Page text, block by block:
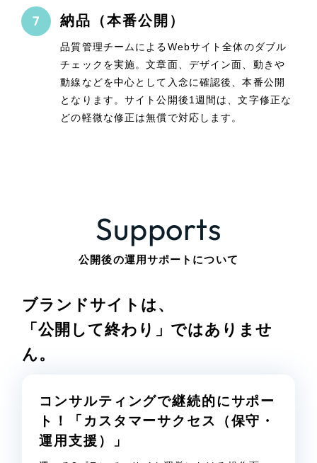
納品（本番公開）
品質管理チームによるWebサイト全体のダブル
チェックを実施。文章面、デザイン面、動きや
動線などを中心として入念に確認後、本番公開
となります。サイト公開後1週間は、文字修正な
どの軽微な修正は無償で対応します。
Supports
公開後の運用サポートについて
ブランドサイトは、
「公開して終わり」ではありませ
ん。
コンサルティングで継続的にサポー
ト！
「カスタマーサクセス（保守・
運用支援）」